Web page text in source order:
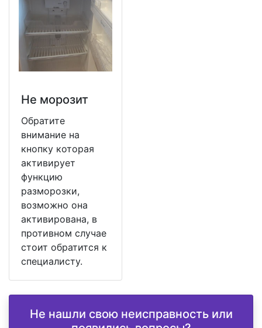
Не морозит
Обратите
внимание на
кнопку которая
активирует
функцию
разморозки,
возможно она
активирована, в
противном случае
стоит обратится к
специалисту.
Не нашли свою неисправность или